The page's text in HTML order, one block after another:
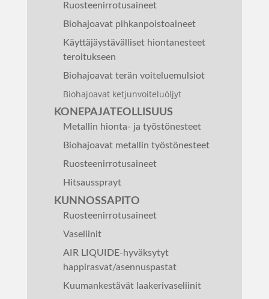
Ruosteenirrotusaineet
Biohajoavat pihkanpoistoaineet
Käyttäjäystävälliset hiontanesteet
teroitukseen
Biohajoavat terän voiteluemulsiot
Biohajoavat ketjunvoiteluöljyt
KONEPAJATEOLLISUUS
Metallin hionta- ja työstönesteet
Biohajoavat metallin työstönesteet
Ruosteenirrotusaineet
Hitsaussprayt
KUNNOSSAPITO
Ruosteenirrotusaineet
Vaseliinit
AIR LIQUIDE-hyväksytyt
happirasvat/asennuspastat
Kuumankestävät laakerivaseliinit